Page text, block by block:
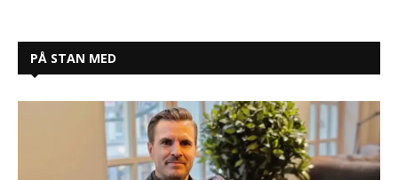
PÅ STAN MED